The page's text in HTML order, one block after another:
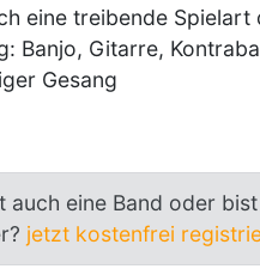
eine treibende Spielart
Banjo, Gitarre,
Gesang
auch eine Band oder
jetzt kostenfrei